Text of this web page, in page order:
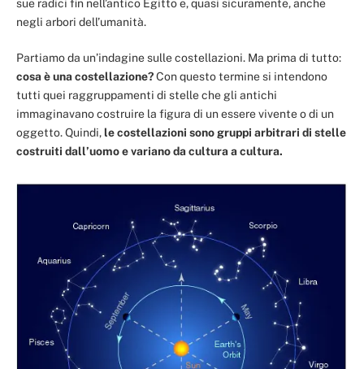
sue radici fin nell’antico Egitto e, quasi sicuramente, anche
negli arbori dell’umanità.
Partiamo da un’indagine sulle costellazioni. Ma prima di tutto:
cosa è una costellazione?Con questo termine si intendono
tutti quei raggruppamenti di stelle che gli antichi
immaginavano costruire la figura di un essere vivente o di un
oggetto. Quindi, le costellazioni sono gruppi arbitrari di stelle
costruiti dall’uomo e variano da cultura a cultura.